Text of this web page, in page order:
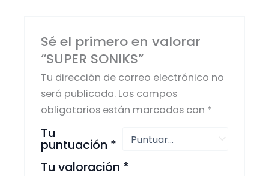
Sé el primero en valorar
“SUPER SONIKS”
Tu dirección de correo electrónico no
será publicada. Los campos
obligatorios están marcados con *
Tu
puntuación *
Tu valoración *